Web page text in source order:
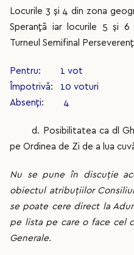
Locurile 3 și 4 din zona
Speranță iar locurile 5 și
Turneul Semifinal
Pentru: 1 vot
Împotrivă: 10 voturi
Absenți: 4
d. Posibilitatea ca dl
pe Ordinea de Zi de a lua
Nu se pune în discuție
obiectul atribuțiilor
se poate cere direct la
pe lista pe care o face cel
Generale.